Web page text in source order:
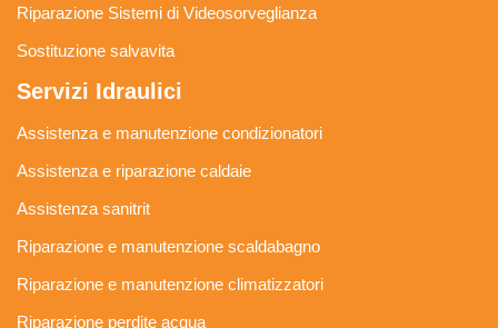
Riparazione Sistemi di Videosorveglianza
Sostituzione salvavita
Servizi Idraulici
Assistenza e manutenzione condizionatori
Assistenza e riparazione caldaie
Assistenza sanitrit
Riparazione e manutenzione scaldabagno
Riparazione e manutenzione climatizzatori
Riparazione perdite acqua